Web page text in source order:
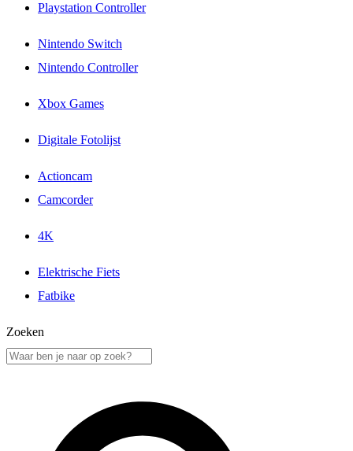
Playstation Controller
Nintendo Switch
Nintendo Controller
Xbox Games
Digitale Fotolijst
Actioncam
Camcorder
4K
Elektrische Fiets
Fatbike
Zoeken